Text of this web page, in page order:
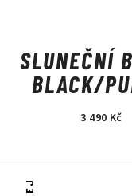
SLUNEČNÍ
BLACK/
3 490 Kč